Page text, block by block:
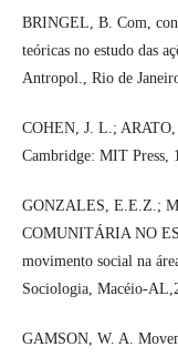
BRINGEL, B. Com,
teóricas no estudo das
Antropol., Rio de
COHEN, J. L.;
Cambridge: MIT Press,
GONZALES, E.E.Z.;
COMUNITÁRIA NO
movimento social na
Sociologia, Macéio-
GAMSON, W. A.